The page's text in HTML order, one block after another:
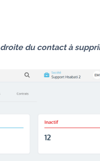
du contact à